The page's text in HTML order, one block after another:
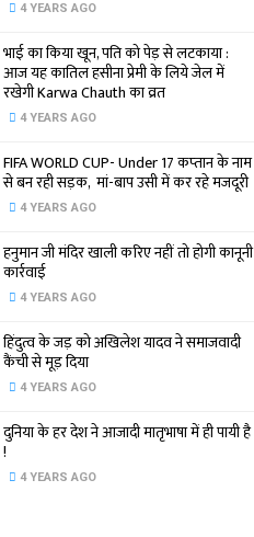
4 YEARS AGO
भाई का किया खून, पति को पेड़ से लटकाया :
आज यह कातिल हसीना प्रेमी के लिये जेल में
रखेगी Karwa Chauth का व्रत
4 YEARS AGO
FIFA WORLD CUP- Under 17 कप्‍तान के नाम
से बन रही सड़क, मां-बाप उसी में कर रहे मजदूरी
4 YEARS AGO
हनुमान जी मंदिर खाली करिए नहीं तो होगी कानूनी
कार्रवाई
4 YEARS AGO
हिंदुत्व के जड़ को अखिलेश यादव ने समाजवादी
कैंची से मूड़ दिया
4 YEARS AGO
दुनिया के हर देश ने आजादी मातृभाषा में ही पायी है
!
4 YEARS AGO